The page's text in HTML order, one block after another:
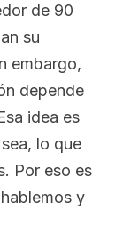
de 90
su
embargo,
depende
idea es
lo que
Por eso es
y